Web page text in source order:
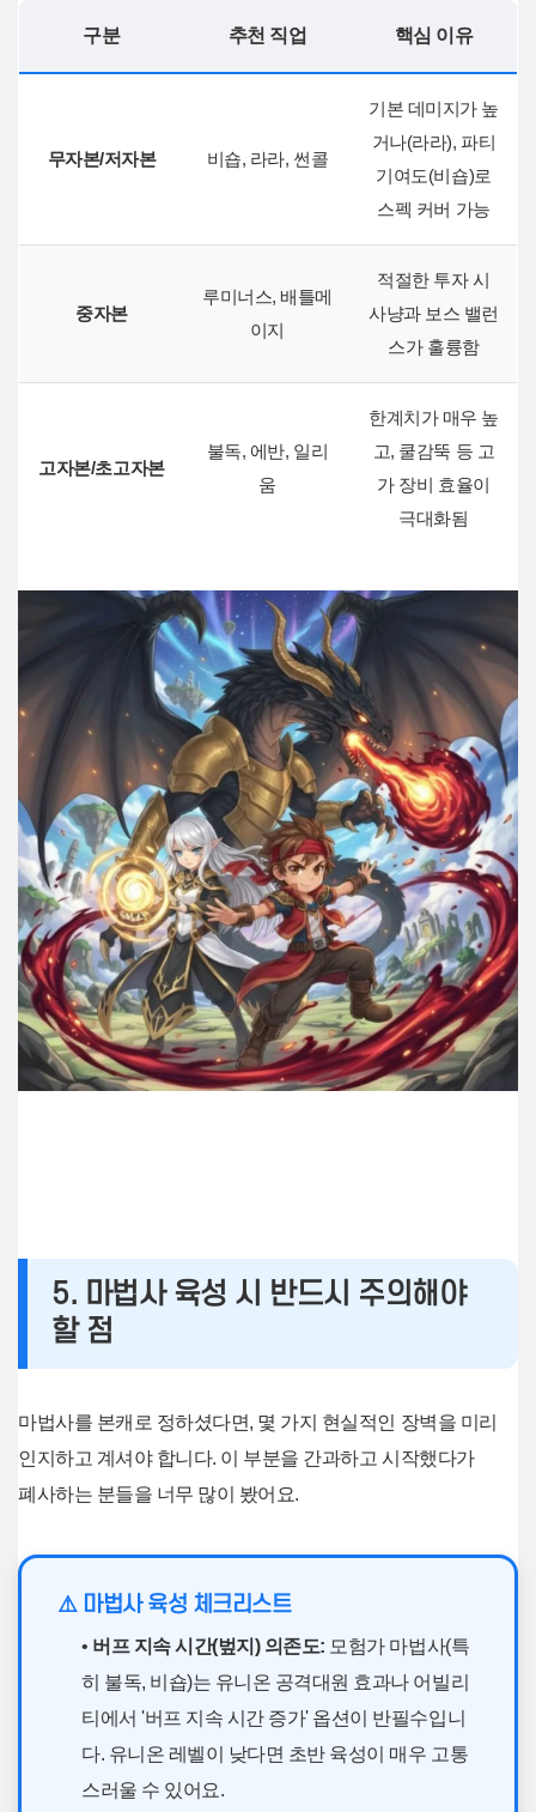
구분 추천 직업 핵심 이유
무자본/저자본 비숍, 라라, 썬콜
기본 데미지가 높
거나(라라), 파티
기여도(비숍)로
스펙 커버 가능
중자본
루미너스, 배틀메
이지
적절한 투자 시
사냥과 보스 밸런
스가 훌륭함
고자본/초고자본
불독, 에반, 일리
움
한계치가 매우 높
고, 쿨감뚝 등 고
가 장비 효율이
극대화됨
5. 마법사 육성 시 반드시 주의해야
할 점
마법사를 본캐로 정하셨다면, 몇 가지 현실적인 장벽을 미리
인지하고 계셔야 합니다. 이 부분을 간과하고 시작했다가
폐사하는 분들을 너무 많이 봤어요.
⚠️ 마법사 육성 체크리스트
• 버프 지속 시간(벞지) 의존도: 모험가 마법사(특
히 불독, 비숍)는 유니온 공격대원 효과나 어빌리
티에서 '버프 지속 시간 증가' 옵션이 반필수입니
다. 유니온 레벨이 낮다면 초반 육성이 매우 고통
스러울 수 있어요.